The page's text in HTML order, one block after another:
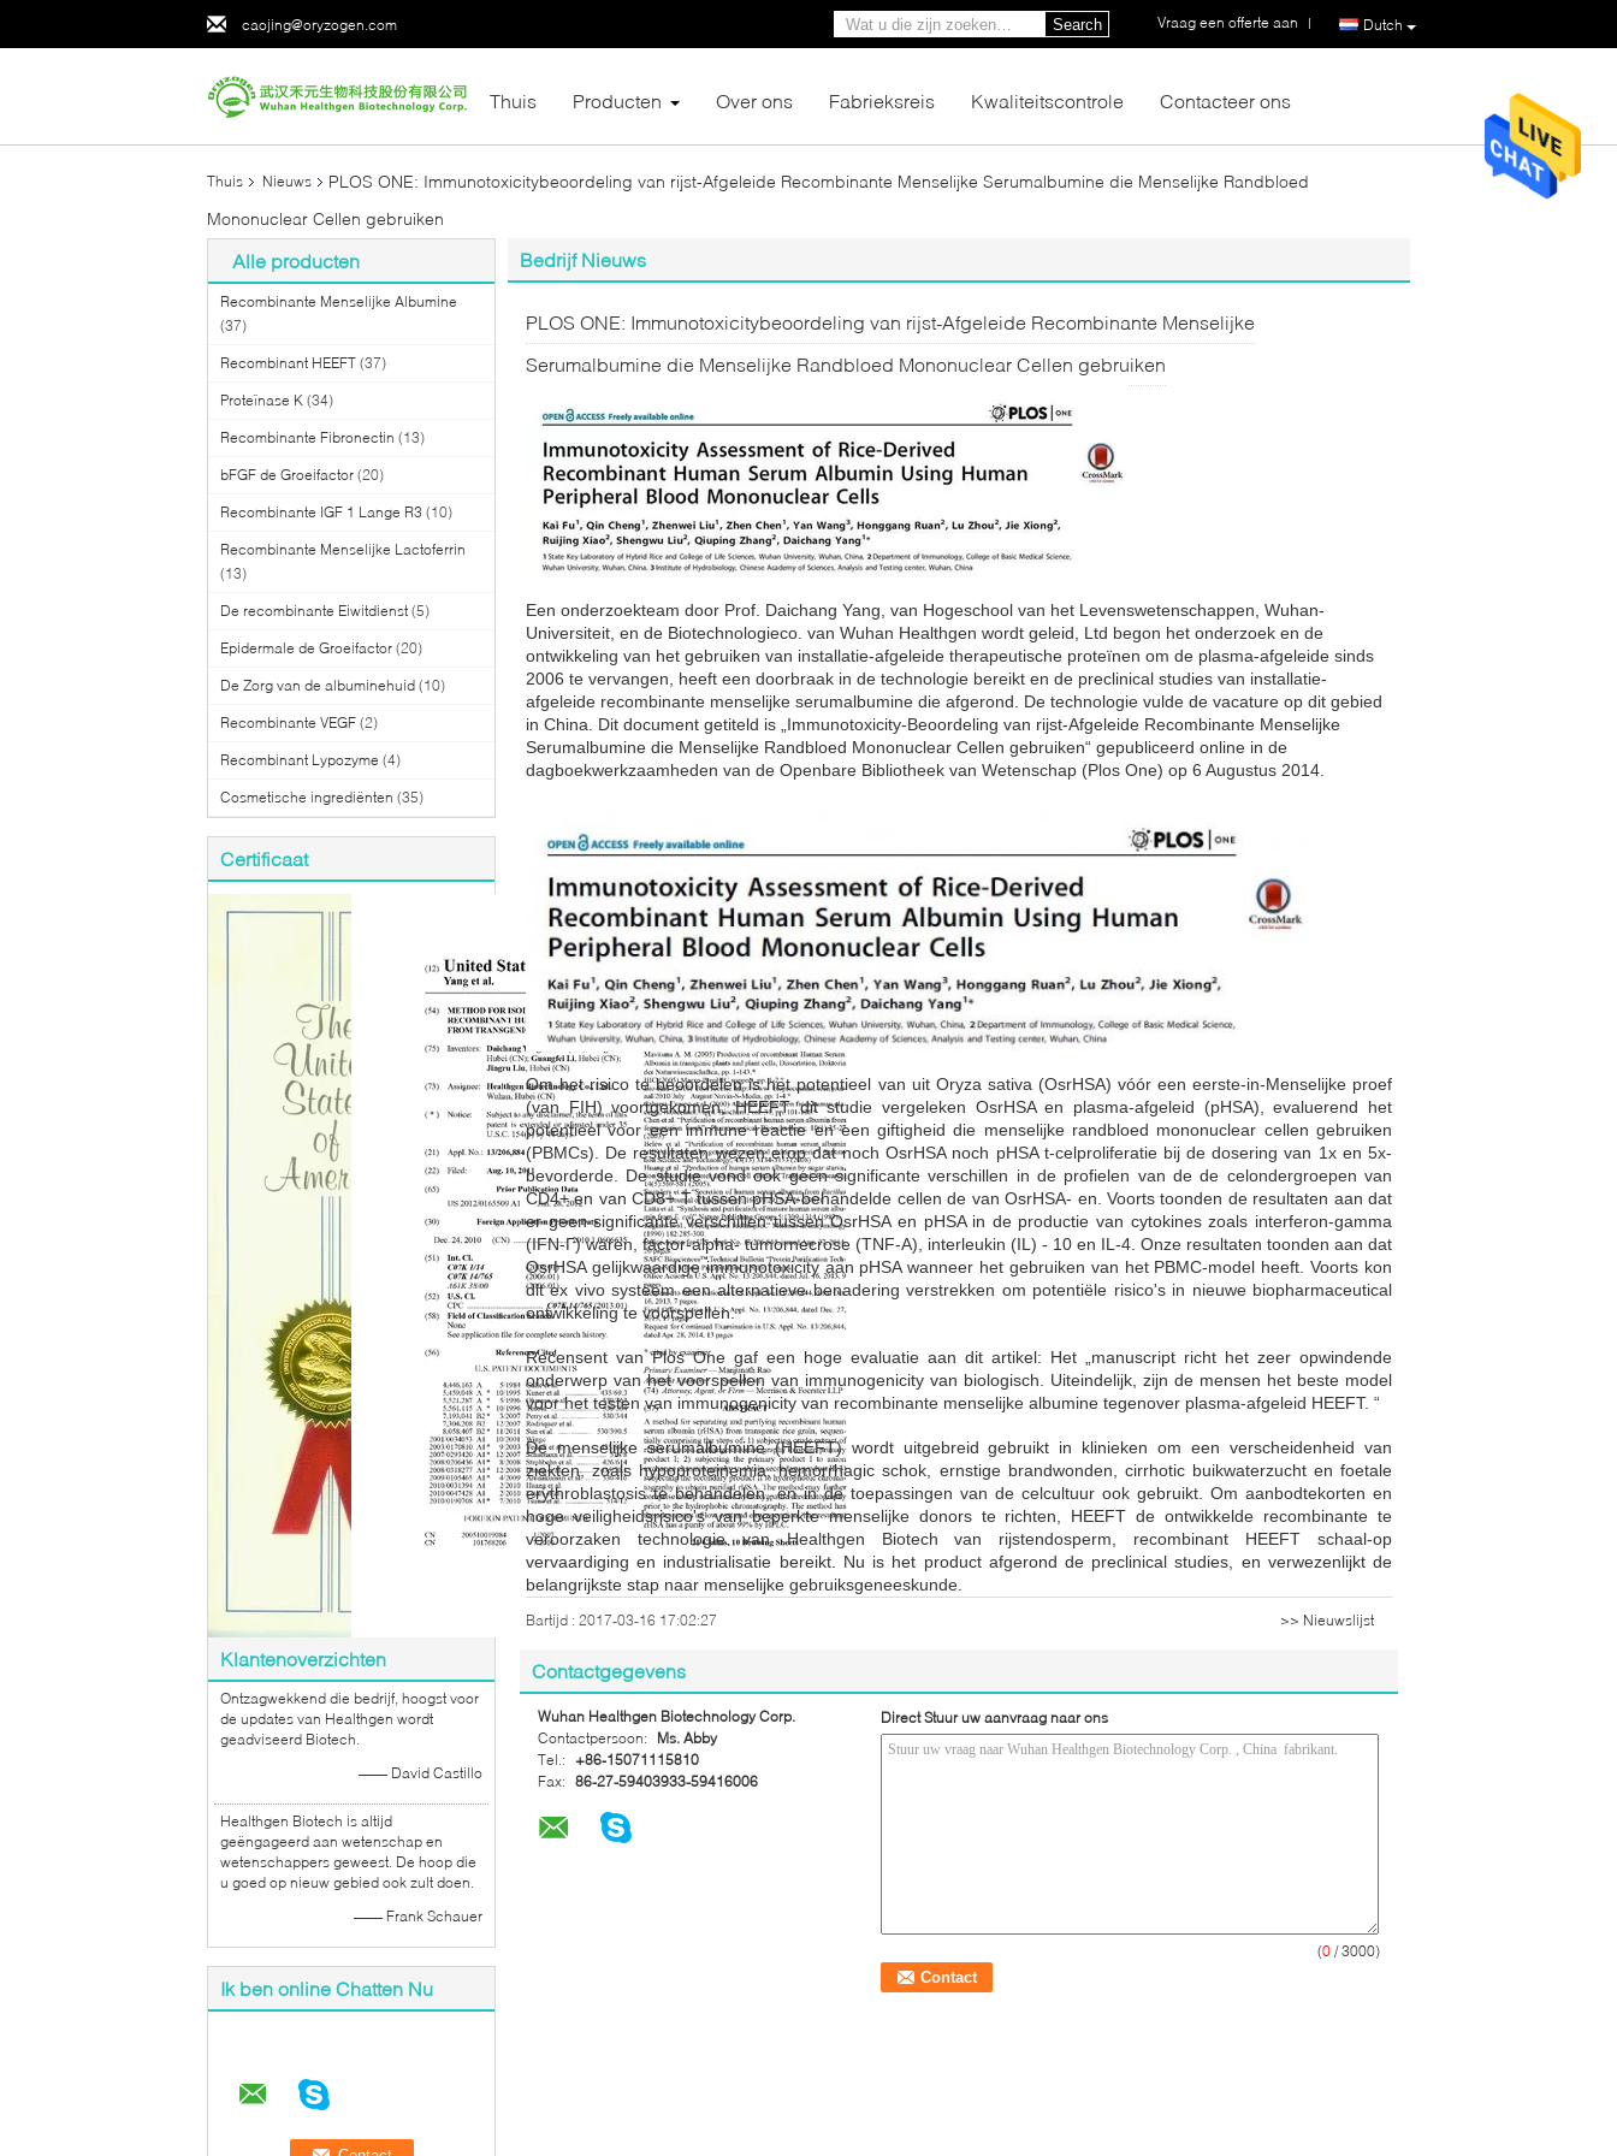
caojing@oryzogen.com Dutch
Vraag een offerte aan |
Search
Thuis Producten Over ons Fabrieksreis Kwaliteitscontrole Contacteer ons
Thuis Nieuws
PLOS ONE: Immunotoxicitybeoordeling van rijst-Afgeleide Recombinante Menselijke Serumalbumine die Menselijke Randbloed
Mononuclear Cellen gebruiken
Alle producten
Recombinante Menselijke Albumine
(37)
Recombinant HEEFT (37)
Proteïnase K (34)
Recombinante Fibronectin (13)
bFGF de Groeifactor (20)
Recombinante IGF 1 Lange R3 (10)
Recombinante Menselijke Lactoferrin
(13)
De recombinante Eiwitdienst (5)
Epidermale de Groeifactor (20)
De Zorg van de albuminehuid (10)
Recombinante VEGF (2)
Recombinant Lypozyme (4)
Cosmetische ingrediënten (35)
Certificaat
Klantenoverzichten
Ontzagwekkend die bedrijf, hoogst voor
de updates van Healthgen wordt
geadviseerd Biotech.
—— David Castillo
Healthgen Biotech is altijd
geëngageerd aan wetenschap en
wetenschappers geweest. De hoop die
u goed op nieuw gebied ook zult doen.
—— Frank Schauer
Ik ben online Chatten Nu
Bedrijf Nieuws
PLOS ONE: Immunotoxicitybeoordeling van rijst-Afgeleide Recombinante Menselijke
Serumalbumine die Menselijke Randbloed Mononuclear Cellen gebruiken
Een onderzoekteam door Prof. Daichang Yang, van Hogeschool van het Levenswetenschappen, Wuhan-
Universiteit, en de Biotechnologieco. van Wuhan Healthgen wordt geleid, Ltd begon het onderzoek en de
ontwikkeling van het gebruiken van installatie-afgeleide therapeutische proteïnen om de plasma-afgeleide sinds
2006 te vervangen, heeft een doorbraak in de technologie bereikt en de preclinical studies van installatie-
afgeleide recombinante menselijke serumalbumine die afgerond. De technologie vulde de vacature op dit gebied
in China. Dit document getiteld is „Immunotoxicity-Beoordeling van rijst-Afgeleide Recombinante Menselijke
Serumalbumine die Menselijke Randbloed Mononuclear Cellen gebruiken“ gepubliceerd online in de
dagboekwerkzaamheden van de Openbare Bibliotheek van Wetenschap (Plos One) op 6 Augustus 2014.
Om het risico te beoordelen is het potentieel van uit Oryza sativa (OsrHSA) vóór een eerste-in-Menselijke proef
(van FIH) voortgekomen, HEEFT dit studie vergeleken OsrHSA en plasma-afgeleid (pHSA), evaluerend het
potentieel voor een immune reactie en een giftigheid die menselijke randbloed mononuclear cellen gebruiken
(PBMCs). De resultaten wezen erop dat noch OsrHSA noch pHSA t-celproliferatie bij de dosering van 1x en 5x-
bevorderde. De studie vond ook geen significante verschillen in de profielen van de de celondergroepen van
CD4+ en van CD8+ T tussen pHSA-behandelde cellen de van OsrHSA- en. Voorts toonden de resultaten aan dat
er geen significante verschillen tussen OsrHSA en pHSA in de productie van cytokines zoals interferon-gamma
(IFN-Γ) waren, factor-alpha- tumornecrose (TNF-Α), interleukin (IL) - 10 en IL-4. Onze resultaten toonden aan dat
OsrHSA gelijkwaardige immunotoxicity aan pHSA wanneer het gebruiken van het PBMC-model heeft. Voorts kon
dit ex vivo systeem een alternatieve benadering verstrekken om potentiële risico's in nieuwe biopharmaceutical
ontwikkeling te voorspellen.
Recensent van Plos One gaf een hoge evaluatie aan dit artikel: Het „manuscript richt het zeer opwindende
onderwerp van het voorspellen van immunogenicity van biologisch. Uiteindelijk, zijn de mensen het beste model
voor het testen van immunogenicity van recombinante menselijke albumine tegenover plasma-afgeleid HEEFT. “
De menselijke serumalbumine (HEEFT) wordt uitgebreid gebruikt in klinieken om een verscheidenheid van
ziekten, zoals hypoproteinemia, hemorrhagic schok, ernstige brandwonden, cirrhotic buikwaterzucht en foetale
erythroblastosis te behandelen, en in de toepassingen van de celcultuur ook gebruikt. Om aanbodtekorten en
hoge veiligheidsrisico's van beperkte menselijke donors te richten, HEEFT de ontwikkelde recombinante te
veroorzaken technologie van Healthgen Biotech van rijstendosperm, recombinant HEEFT schaal-op
vervaardiging en industrialisatie bereikt. Nu is het product afgerond de preclinical studies, en verwezenlijkt de
belangrijkste stap naar menselijke gebruiksgeneeskunde.
Bartijd : 2017-03-16 17:02:27 >> Nieuwslijst
Contactgegevens
Wuhan Healthgen Biotechnology Corp.
Contactpersoon:
Ms. Abby
Tel.:
+86-15071115810
Fax: 86-27-59403933-59416006
Direct Stuur uw aanvraag naar ons
(0 / 3000)